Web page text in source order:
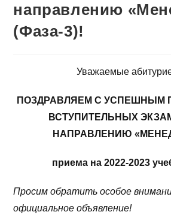
направлению
(Фаза-3)!
Уважаемые
ПОЗДРАВЛЯЕМ С УСПЕШНЫМ
ВСТУПИТЕЛЬНЫХ
НАПРАВЛЕНИЮ
приема на 2022-2023
Просим обратить особое
официальное объявление!